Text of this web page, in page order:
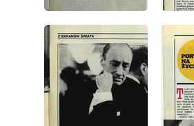
wydanie: 47/1987